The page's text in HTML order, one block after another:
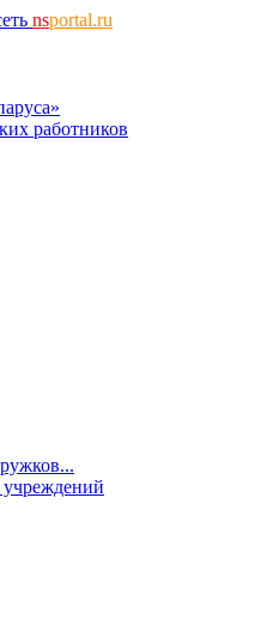
nsportal.ru
работников